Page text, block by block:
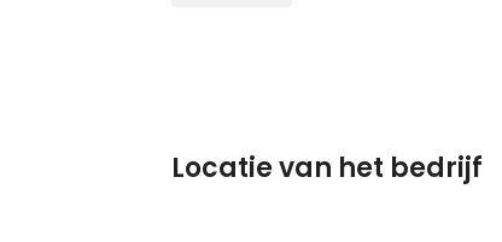
Locatie van het bedrijf